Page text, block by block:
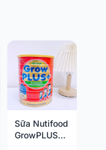
Sữa Nutifood
GrowPLUS+